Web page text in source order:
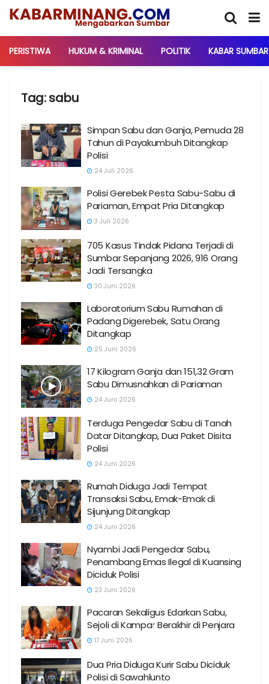
PERISTIWA HUKUM & KRIMINAL POLITIK KABAR SUMBAR
Tag:sabu
Simpan Sabu dan Ganja, Pemuda 28
Tahun di Payakumbuh Ditangkap
Polisi
24 Juli 2026
Polisi Gerebek Pesta Sabu-Sabu di
Pariaman, Empat Pria Ditangkap
3 Juli 2026
705 Kasus Tindak Pidana Terjadi di
Sumbar Sepanjang 2026, 916 Orang
Jadi Tersangka
30 Juni 2026
Laboratorium Sabu Rumahan di
Padang Digerebek, Satu Orang
Ditangkap
25 Juni 2026
17 Kilogram Ganja dan 151,32 Gram
Sabu Dimusnahkan di Pariaman
24 Juni 2026
Terduga Pengedar Sabu di Tanah
Datar Ditangkap, Dua Paket Disita
Polisi
24 Juni 2026
Rumah Diduga Jadi Tempat
Transaksi Sabu, Emak-Emak di
Sijunjung Ditangkap
24 Juni 2026
Nyambi Jadi Pengedar Sabu,
Penambang Emas Ilegal di Kuansing
Diciduk Polisi
23 Juni 2026
Pacaran Sekaligus Edarkan Sabu,
Sejoli di Kampar Berakhir di Penjara
17 Juni 2026
Dua Pria Diduga Kurir Sabu Diciduk
Polisi di Sawahlunto